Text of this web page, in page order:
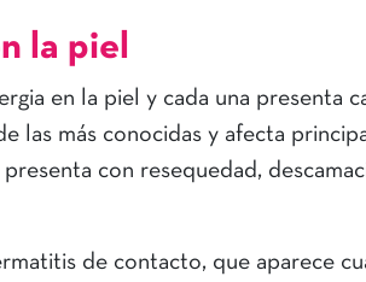
la piel
en la piel y cada una presenta
las más conocidas y afecta
con resequedad,
de contacto, que aparece